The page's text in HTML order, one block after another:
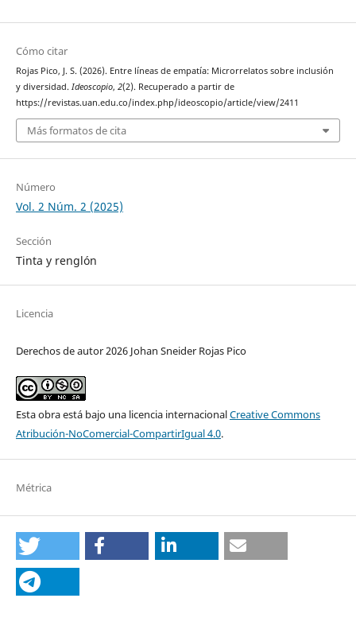
Cómo citar
Rojas Pico, J. S. (2026). Entre líneas de empatía: Microrrelatos sobre inclusión
y diversidad. Ideoscopio, 2(2). Recuperado a partir de
https://revistas.uan.edu.co/index.php/ideoscopio/article/view/2411
Más formatos de cita
Número
Vol. 2 Núm. 2 (2025)
Sección
Tinta y renglón
Licencia
Derechos de autor 2026 Johan Sneider Rojas Pico
Esta obra está bajo una licencia internacionalCreative Commons
Atribución-NoComercial-CompartirIgual 4.0.
Métrica